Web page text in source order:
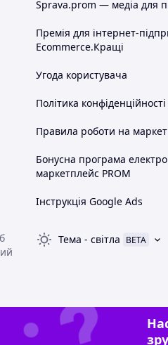
Sprava.prom — медіа для
Премія для інтернет-
Ecommerce.Кращі
Угода користувача
Політика конфіденційності
Правила роботи на
Бонусна програма
маркетплейс PROM
Інструкція Google Ads
Тема - світла BETA